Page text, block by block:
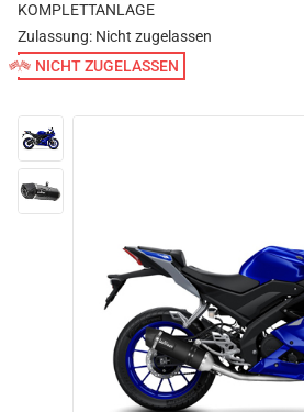
KOMPLETTANLAGE
Zulassung: Nicht zugelassen
NICHT ZUGELASSEN